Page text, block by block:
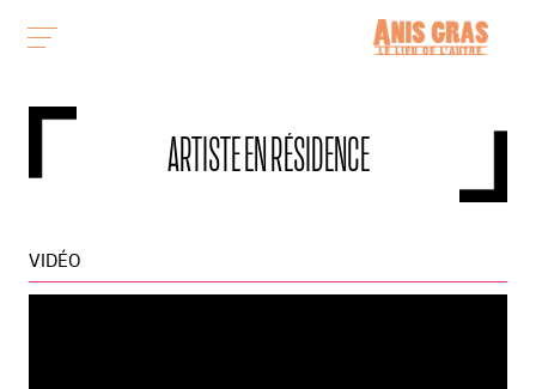
ARTISTE EN RÉSIDENCE
VIDÉO